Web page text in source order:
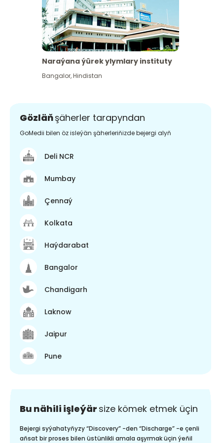
Naraýana ýürek ylymlary instituty
Bangalor,Hindistan
Gözläňşäherler tarapyndan
GoMedii bilen öz isleýän şäherleriňizde bejergi alyň
Deli NCR
Mumbay
Çennaý
Kolkata
Haýdarabat
Bangalor
Chandigarh
Laknow
Jaipur
Pune
Bu nähili işleýär size kömek etmek üçin
Bejergi syýahatyňyzy “Discovery” -den “Discharge” -e çenli
aňsat bir proses bilen üstünlikli amala aşyrmak üçin ýeňil